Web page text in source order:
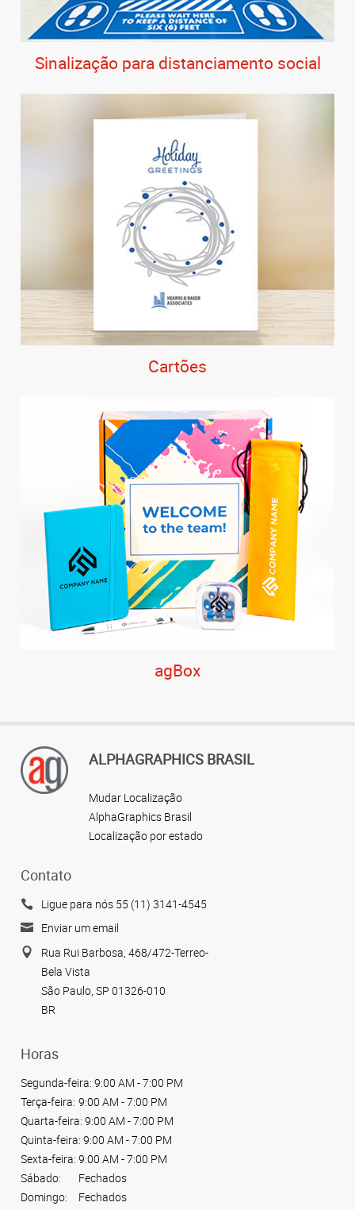
Sinalização para distanciamento social
Cartões
agBox
ALPHAGRAPHICS BRASIL
Mudar Localização
AlphaGraphics Brasil
Localização por estado
Contato
Ligue para nós 55 (11) 3141-4545
Enviar um email
Rua Rui Barbosa, 468/472-Terreo-
Bela Vista
São Paulo, SP 01326-010
BR
Horas
Segunda-feira: 9:00 AM - 7:00 PM
Terça-feira: 9:00 AM - 7:00 PM
Quarta-feira: 9:00 AM - 7:00 PM
Quinta-feira: 9:00 AM - 7:00 PM
Sexta-feira: 9:00 AM - 7:00 PM
Sábado:
Fechados
Domingo:
Fechados